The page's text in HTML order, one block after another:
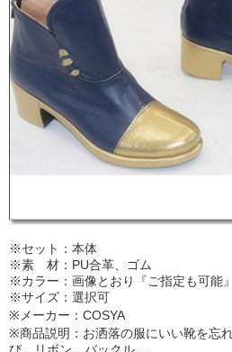
※セット：本体
※素 材：PU合革、ゴム
※カラー：画像とおり『ご指定も可能』
※サイズ：選択可
※メーカー：COSYA
※商品説明：お洒落の服にいい靴を忘